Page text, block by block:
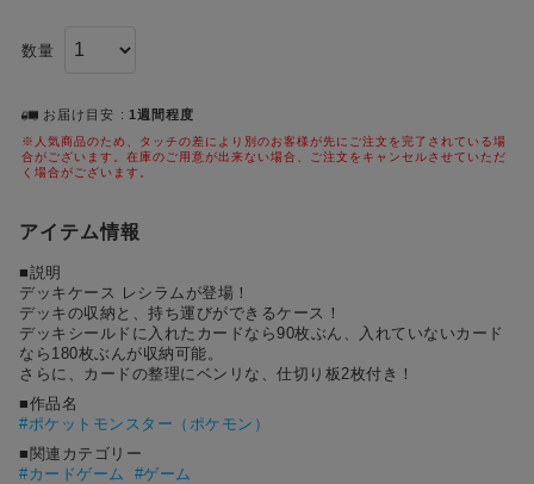
キ
ワ
ー
ド
3位 #初音ミク シリーズ
数量
お届け目安 1週間程度
※人気商品のため、タッチの差により別のお客様が先にご注文を完了されている場
合がございます。在庫のご用意が出来ない場合、ご注文をキャンセルさせていただ
く場合がございます。
アイテム情報
■説明
デッキケース レシラムが登場！
デッキの収納と、持ち運びができるケース！
デッキシールドに入れたカードなら90枚ぶん、入れていないカード
なら180枚ぶんが収納可能。
さらに、カードの整理にベンリな、仕切り板2枚付き！
■作品名
#ポケットモンスター（ポケモン）
■関連カテゴリー
#カードゲーム
#ゲーム